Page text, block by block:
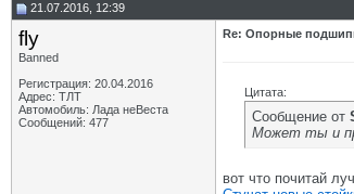
21.07.2016, 12:39
fly
Banned
Регистрация: 20.04.2016
Адрес: ТЛТ
Автомобиль: Лада неВеста
Сообщений: 477
Re: Опорные
Цитата:
Сообщение от
Может ты и
вот что почитай